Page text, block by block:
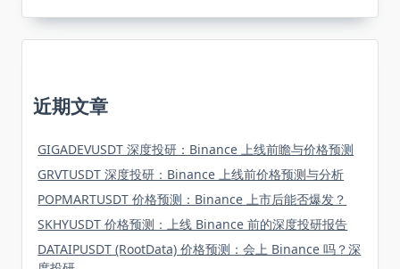
近期文章
GIGADEVUSDT 深度投研：Binance 上线前瞻与价格预测
GRVTUSDT 深度投研：Binance 上线前价格预测与分析
POPMARTUSDT 价格预测：Binance 上市后能否爆发？
SKHYUSDT 价格预测：上线 Binance 前的深度投研报告
DATAIPUSDT (RootData) 价格预测：会上 Binance 吗？深